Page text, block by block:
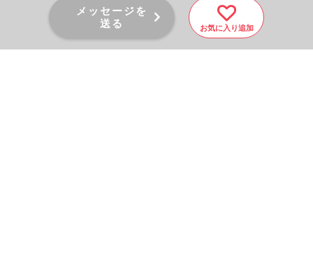
メッセージを
送る
お気に入り追加